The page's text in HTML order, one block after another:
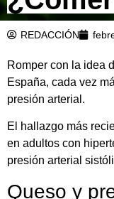
REDACCIÓN
Romper con la idea
España, cada vez
presión arterial.
El hallazgo más
en adultos con
presión arterial
Queso y